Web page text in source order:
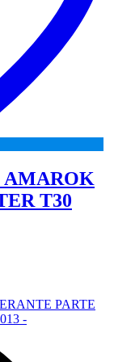
AMAROK
T30